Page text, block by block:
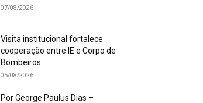
07/08/2026
Visita institucional fortalece
cooperação entre IE e Corpo de
Bombeiros
05/08/2026
Por George Paulus Dias –